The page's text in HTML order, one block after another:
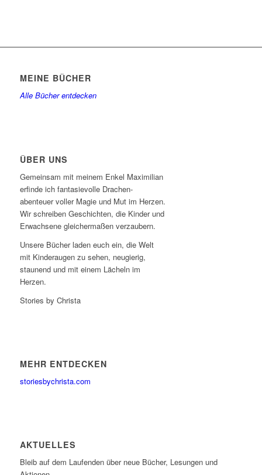
MEINE BÜCHER
Alle Bücher entdecken
ÜBER UNS
Gemeinsam mit meinem Enkel Maximilian
erfinde ich fantasievolle Drachen-
abenteuer voller Magie und Mut im Herzen.
Wir schreiben Geschichten, die Kinder und
Erwachsene gleichermaßen verzaubern.
Unsere Bücher laden euch ein, die Welt
mit Kinderaugen zu sehen, neugierig,
staunend und mit einem Lächeln im
Herzen.
Stories by Christa
MEHR ENTDECKEN
storiesbychrista.com
AKTUELLES
Bleib auf dem Laufenden über neue Bücher, Lesungen und